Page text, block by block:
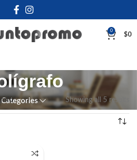
0
$0
Categories Showing all 5 results